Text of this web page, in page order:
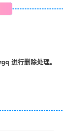
进行删除处理。